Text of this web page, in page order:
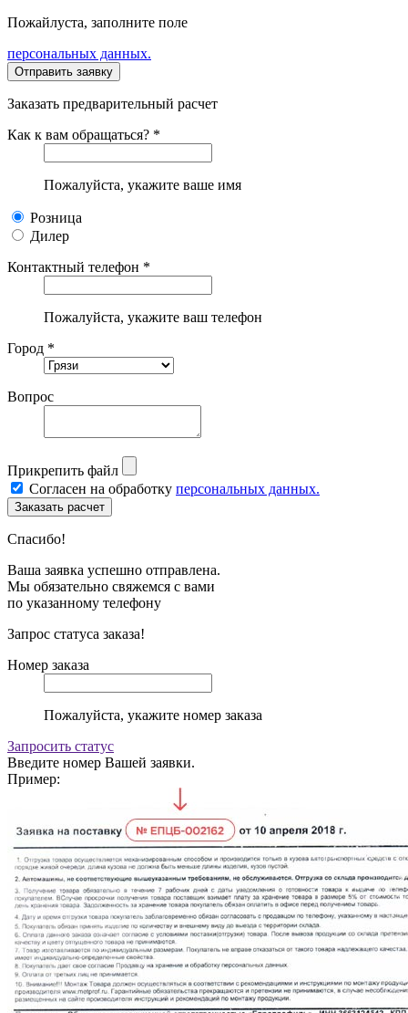
Пожайлуста, заполните поле
персональных данных.
Заказать предварительный расчет
Как к вам обращаться? *
Пожалуйста, укажите ваше имя
Розница
Дилер
Контактный телефон *
Пожалуйста, укажите ваш телефон
Город *
Вопрос
Прикрепить файл
Согласен на обработку персональных данных.
Спасибо!
Ваша заявка успешно отправлена.
Мы обязательно свяжемся с вами
по указанному телефону
Запрос статуса заказа!
Номер заказа
Пожалуйста, укажите номер заказа
Запросить статус
Введите номер Вашей заявки.
Пример: